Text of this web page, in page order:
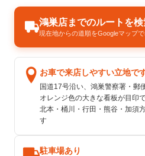
鴻巣店までのルートを検
現在地からの道順をGoogleマップ
お車で来店しやすい立地で
国道17号沿い、鴻巣警察署・郵
オレンジ色の大きな看板が目印
北本・桶川・行田・熊谷・加須
す
駐車場あり